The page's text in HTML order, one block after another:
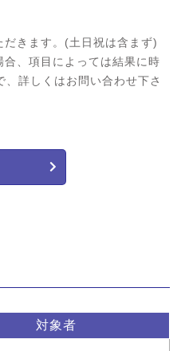
きます。(土日祝は含まず)
、項目によっては結果に時
詳しくはお問い合わせ下さ
対象者